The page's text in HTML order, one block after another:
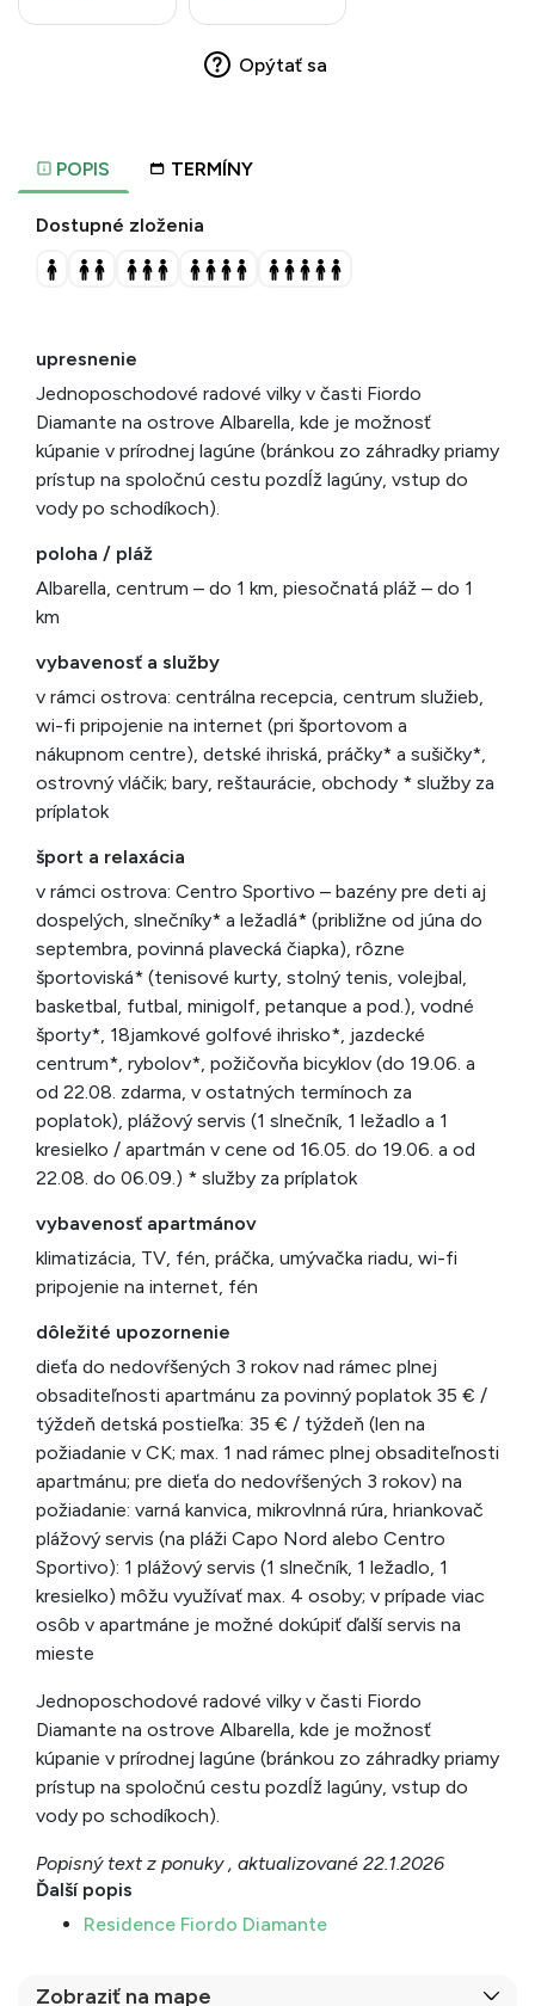
POPIS TERMÍNY
Dostupné zloženia
upresnenie
Jednoposchodové radové vilky v časti Fiordo
Diamante na ostrove Albarella, kde je možnosť
kúpanie v prírodnej lagúne (bránkou zo záhradky priamy
prístup na spoločnú cestu pozdĺž lagúny, vstup do
vody po schodíkoch).
poloha / pláž
Albarella, centrum – do 1 km, piesočnatá pláž – do 1
km
vybavenosť a služby
v rámci ostrova: centrálna recepcia, centrum služieb,
wi-fi pripojenie na internet (pri športovom a
nákupnom centre), detské ihriská, práčky* a sušičky*,
ostrovný vláčik; bary, reštaurácie, obchody * služby za
príplatok
šport a relaxácia
v rámci ostrova: Centro Sportivo – bazény pre deti aj
dospelých, slnečníky* a ležadlá* (približne od júna do
septembra, povinná plavecká čiapka), rôzne
športoviská* (tenisové kurty, stolný tenis, volejbal,
basketbal, futbal, minigolf, petanque a pod.), vodné
športy*, 18jamkové golfové ihrisko*, jazdecké
centrum*, rybolov*, požičovňa bicyklov (do 19.06. a
od 22.08. zdarma, v ostatných termínoch za
poplatok), plážový servis (1 slnečník, 1 ležadlo a 1
kresielko / apartmán v cene od 16.05. do 19.06. a od
22.08. do 06.09.) * služby za príplatok
vybavenosť apartmánov
klimatizácia, TV, fén, práčka, umývačka riadu, wi-fi
pripojenie na internet, fén
dôležité upozornenie
dieťa do nedovŕšených 3 rokov nad rámec plnej
obsaditeľnosti apartmánu za povinný poplatok 35 € /
týždeň detská postieľka: 35 € / týždeň (len na
požiadanie v CK; max. 1 nad rámec plnej obsaditeľnosti
apartmánu; pre dieťa do nedovŕšených 3 rokov) na
požiadanie: varná kanvica, mikrovlnná rúra, hriankovač
plážový servis (na pláži Capo Nord alebo Centro
Sportivo): 1 plážový servis (1 slnečník, 1 ležadlo, 1
kresielko) môžu využívať max. 4 osoby; v prípade viac
osôb v apartmáne je možné dokúpiť ďalší servis na
mieste
Jednoposchodové radové vilky v časti Fiordo
Diamante na ostrove Albarella, kde je možnosť
kúpanie v prírodnej lagúne (bránkou zo záhradky priamy
prístup na spoločnú cestu pozdĺž lagúny, vstup do
vody po schodíkoch).
Popisný text z ponuky , aktualizované 22.1.2026
Ďalší popis
Residence Fiordo Diamante
Zobraziť na mape
Opýtať sa